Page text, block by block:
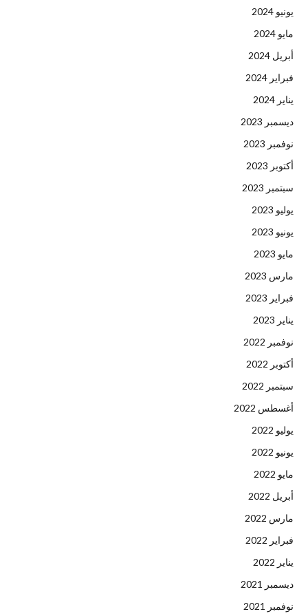
يونيو 2024
مايو 2024
أبريل 2024
فبراير 2024
يناير 2024
ديسمبر 2023
نوفمبر 2023
أكتوبر 2023
سبتمبر 2023
يوليو 2023
يونيو 2023
مايو 2023
مارس 2023
فبراير 2023
يناير 2023
نوفمبر 2022
أكتوبر 2022
سبتمبر 2022
أغسطس 2022
يوليو 2022
يونيو 2022
مايو 2022
أبريل 2022
مارس 2022
فبراير 2022
يناير 2022
ديسمبر 2021
نوفمبر 2021